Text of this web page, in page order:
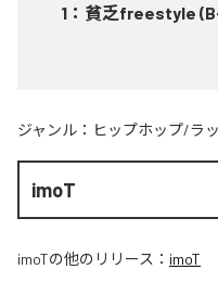
1 ： 貧乏freestyle
ジャンル： ヒップホップ/ラ
imoT
imoTの他のリリース： imoT